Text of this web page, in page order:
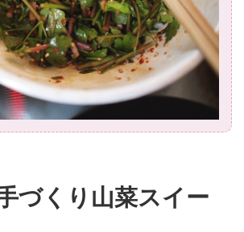
づくり山菜スイー